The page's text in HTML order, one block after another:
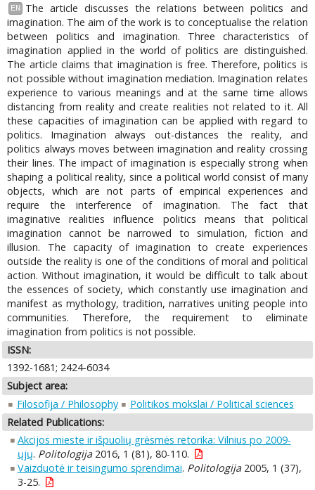
EN
The article discusses the relations between politics and
imagination. The aim of the work is to conceptualise the relation
between politics and imagination. Three characteristics of
imagination applied in the world of politics are distinguished.
The article claims that imagination is free. Therefore, politics is
not possible without imagination mediation. Imagination relates
experience to various meanings and at the same time allows
distancing from reality and create realities not related to it. All
these capacities of imagination can be applied with regard to
politics. Imagination always out-distances the reality, and
politics always moves between imagination and reality crossing
their lines. The impact of imagination is especially strong when
shaping a political reality, since a political world consist of many
objects, which are not parts of empirical experiences and
require the interference of imagination. The fact that
imaginative realities influence politics means that political
imagination cannot be narrowed to simulation, fiction and
illusion. The capacity of imagination to create experiences
outside the reality is one of the conditions of moral and political
action. Without imagination, it would be difficult to talk about
the essences of society, which constantly use imagination and
manifest as mythology, tradition, narratives uniting people into
communities. Therefore, the requirement to eliminate
imagination from politics is not possible.
ISSN:
1392-1681; 2424-6034
Subject area:
Filosofija / Philosophy
Politikos mokslai / Political sciences
Related Publications:
Akcijos mieste ir išpuolių grėsmės retorika: Vilnius po 2009-
ųjų. Politologija2016, 1 (81), 80-110.
Vaizduotė ir teisingumo sprendimai. Politologija2005, 1 (37),
3-25.